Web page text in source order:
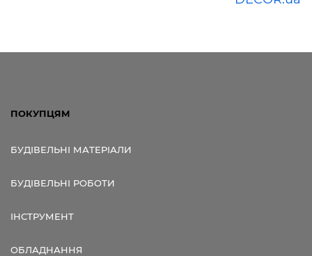
ПОКУПЦЯМ
БУДІВЕЛЬНІ МАТЕРІАЛИ
БУДІВЕЛЬНІ РОБОТИ
ІНСТРУМЕНТ
ОБЛАДНАННЯ